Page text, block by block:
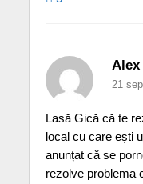
Alex
21
Lasă Gică că te
local cu care ești
anunțat că se
rezolve problema